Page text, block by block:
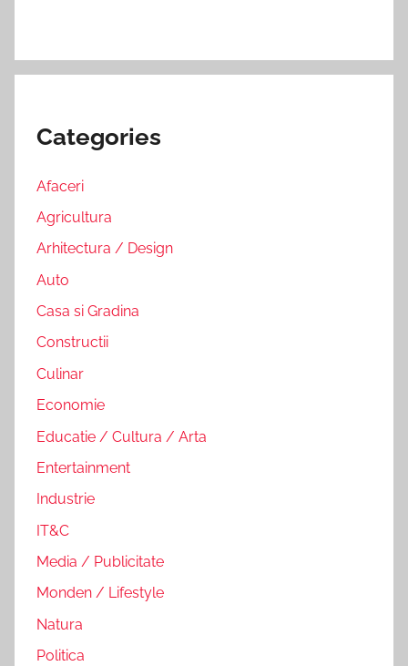
Categories
Afaceri
Agricultura
Arhitectura / Design
Auto
Casa si Gradina
Constructii
Culinar
Economie
Educatie / Cultura / Arta
Entertainment
Industrie
IT&C
Media / Publicitate
Monden / Lifestyle
Natura
Politica